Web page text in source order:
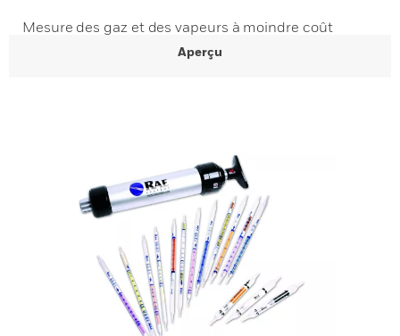
Mesure des gaz et des vapeurs à moindre coût
Aperçu